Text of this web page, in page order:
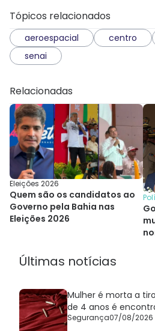
Tópicos relacionados
aeroespacial centro
senai
Relacionadas
Eleições 2026
Quem são os candidatos ao
Governo pela Bahia nas
Eleições 2026
Últimas notícias
Mulher é morta a
de 4 anos é
Segurança07/08/2026